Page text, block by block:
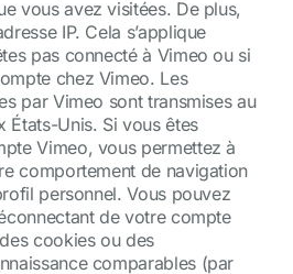
vous avez visitées. De plus,
IP. Cela s’applique
pas connecté à Vimeo ou si
chez Vimeo. Les
par Vimeo sont transmises au
États-Unis. Si vous êtes
Vimeo, vous permettez à
comportement de navigation
personnel. Vous pouvez
de votre compte
cookies ou des
comparables (par